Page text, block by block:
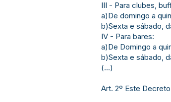
III - Para clubes,
a)De domingo a
b)Sexta e sábado,
IV - Para bares:
a)De Domingo a
b)Sexta e sábado,
(...)
Art. 2º Este